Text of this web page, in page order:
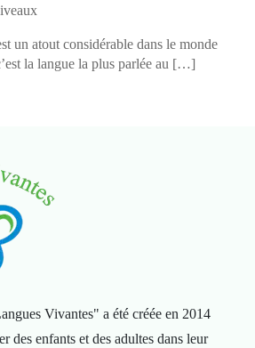
un atout considérable dans le monde
la langue la plus parlée au […]
Vivantes" a été créée en 2014
des enfants et des adultes dans leur